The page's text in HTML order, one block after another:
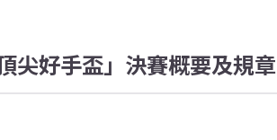
尖好手盃」決賽概要及規章